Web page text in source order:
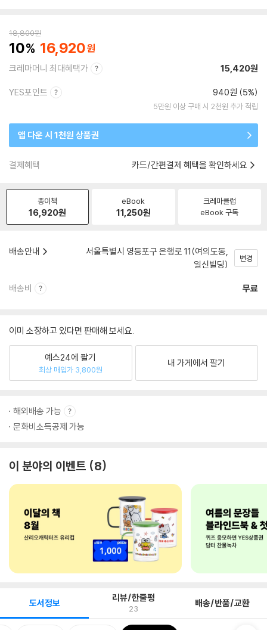
18,800원
10 16,920
크레마머니 최대혜택가 15,420원
YES포인트 940원 (5%)
5만원 이상 구매 시 2천원 추가 적립
앱 다운 시 1천원 상품권
결제혜택 카드/간편결제 혜택을 확인하세요
종이책
16,920원
eBook
11,250원
크레마클럽
eBook 구독
배송안내
서울특별시 영등포구 은행로 11(여의도동,
일신빌딩)
변경
배송비 무료
이미 소장하고 있다면 판매해 보세요.
예스24에 팔기
최상 매입가 3,800원
내 가게에서 팔기
해외배송 가능
문화비소득공제 가능
이 분야의 이벤트 8
도서정보 리뷰/한줄평
23 배송/반품/교환